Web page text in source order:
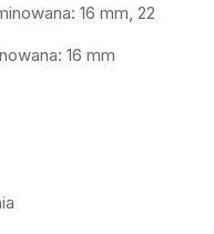
16 mm, 22
16 mm